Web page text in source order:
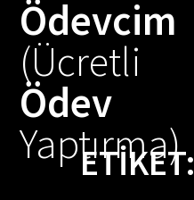
Ödevcim
(Ücretli
Ödev
Yaptırma)
ETIKET: